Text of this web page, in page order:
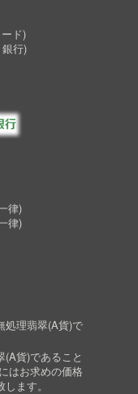
ド)
行)
律)
律)
処理翡翠(A貨)で
貨)であること
はお求めの価格
ます。